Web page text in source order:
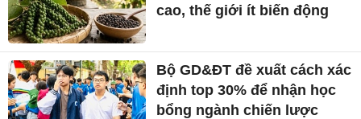
cao, thế giới ít biến động
Bộ GD&ĐT đề xuất cách xác
định top 30% để nhận học
bổng ngành chiến lược